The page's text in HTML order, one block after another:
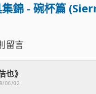
錦 - 碗杯篇
留言
也》
06/02